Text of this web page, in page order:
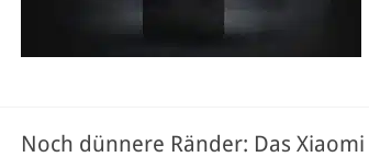
Noch dünnere Ränder: Das